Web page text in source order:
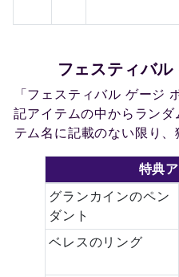
フェスティバ
「フェスティバル ゲージ
記アイテムの中からラン
テム名に記載のない限り、
特典
グランカインのペン
ダント
ベレスのリング